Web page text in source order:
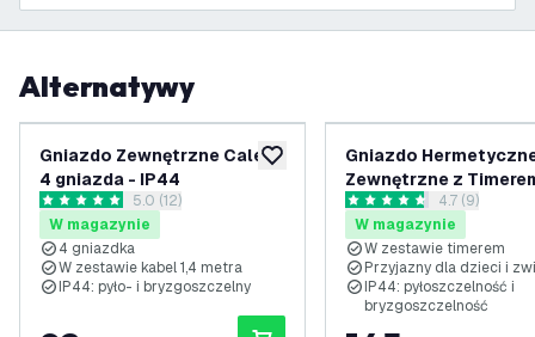
Alternatywy
dodaj do listy życzeń
Gniazdo Zewnętrzne Calex -
4 gniazda - IP44
otwórz panel recenzji
5 Gwiazdki oceny5.0 (12)
W magazynie
4 gniazdka
W zestawie kabel 1,4 metra
IP44: pyło- i bryzgoszczelny
Gniazdo
Zewnętrzne z
Gniazdo Elektryczne
- Aluminiowe Gniazdo
Zewnętrzne
otwórz panel
4.7 Gwiazdki oceny
4.7 (9)
W magazynie
W zestawie timerem
Przyjazny dla dzieci i
IP44: pyłoszczelność i
bryzgoszczelność